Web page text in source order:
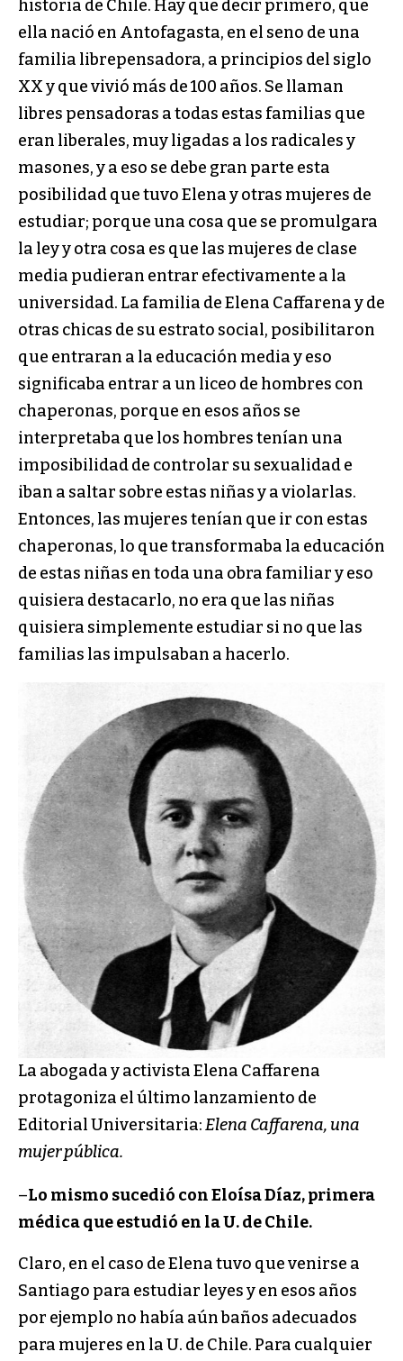
historia de Chile. Hay que decir primero, que
ella nació en Antofagasta, en el seno de una
familia librepensadora, a principios del siglo
XX y que vivió más de 100 años. Se llaman
libres pensadoras a todas estas familias que
eran liberales, muy ligadas a los radicales y
masones, y a eso se debe gran parte esta
posibilidad que tuvo Elena y otras mujeres de
estudiar; porque una cosa que se promulgara
la ley y otra cosa es que las mujeres de clase
media pudieran entrar efectivamente a la
universidad. La familia de Elena Caffarena y de
otras chicas de su estrato social, posibilitaron
que entraran a la educación media y eso
significaba entrar a un liceo de hombres con
chaperonas, porque en esos años se
interpretaba que los hombres tenían una
imposibilidad de controlar su sexualidad e
iban a saltar sobre estas niñas y a violarlas.
Entonces, las mujeres tenían que ir con estas
chaperonas, lo que transformaba la educación
de estas niñas en toda una obra familiar y eso
quisiera destacarlo, no era que las niñas
quisiera simplemente estudiar si no que las
familias las impulsaban a hacerlo.
La abogada y activista Elena Caffarena
protagoniza el último lanzamiento de
Editorial Universitaria:Elena Caffarena, una
mujer pública.
–Lo mismo sucedió con Eloísa Díaz, primera
médica que estudió en la U. de Chile.
Claro, en el caso de Elena tuvo que venirse a
Santiago para estudiar leyes y en esos años
por ejemplo no había aún baños adecuados
para mujeres en la U. de Chile. Para cualquier